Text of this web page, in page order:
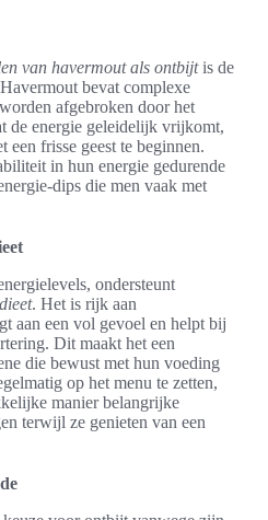
van havermout als ontbijtis de
bevat complexe
afgebroken door het
de energie geleidelijk vrijkomt,
een frisse geest te beginnen.
in hun energie gedurende
dips die men vaak met
ondersteunt
. Het is rijk aan
aan een vol gevoel en helpt bij
Dit maakt het een
die bewust met hun voeding
op het menu te zetten,
manier belangrijke
terwijl ze genieten van een